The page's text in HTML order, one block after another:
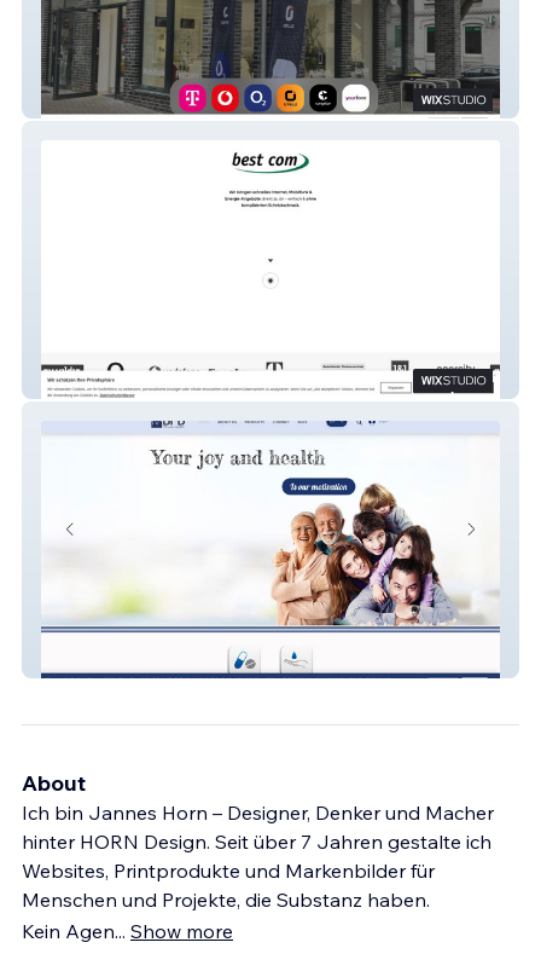
Winterhalter Telekommunikation
Best com GmbH
About
Ich bin Jannes Horn – Designer, Denker und Macher
hinter HORN Design. Seit über 7 Jahren gestalte ich
Websites, Printprodukte und Markenbilder für
Menschen und Projekte, die Substanz haben.
Kein Agen... Show more